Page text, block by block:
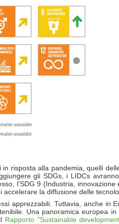
risposta alla pandemia, quelli
gli SDGs, i LIDCs
l'SDG 9 (Industria,
la diffusione delle
apprezzabili. Tuttavia, anche in
Una panoramica europea
Rapporto "Sustainable